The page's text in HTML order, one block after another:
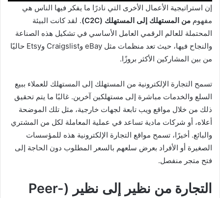
إن استراتيجية الأعمال الأخرى التي نادرًا ما يفكر فيها الناس هي
مفهوم من المستهلك إلى المستهلك (C2C)
. لقد كانت البيئة
المحتملة للعالم الرقمي العامل الأساسي في تشكيل هذه الصناعة
والنجاح فيها، حيث تعد منظمات مثل eBay وCraigslist وEtsy حاليًا
من بين المشاركين الأكثر بروزًا.
تسمح التجارة الإلكترونية من المستهلك إلى المستهلك للعملاء ببيع
السلع والخدمات مباشرة إلى مستهلكين آخرين. غالبًا ما يتم تحقيق
ذلك من خلال مواقع ويب تابعة لجهات خارجية، مثل تلك الموضحة
أعلاه، أو شركات مادية تساعد في عملية المعاملة لكل من المشتري
والبائع. أخيرًا، تسمح مواقع التجارة الإلكترونية هذه للمؤسسات
الصغيرة أو الأفراد بعرض سلعهم بالسعر المطلوب دون الحاجة إلى
فتح متجر منفصل.
التجارة من نظير إلى نظير (Peer-